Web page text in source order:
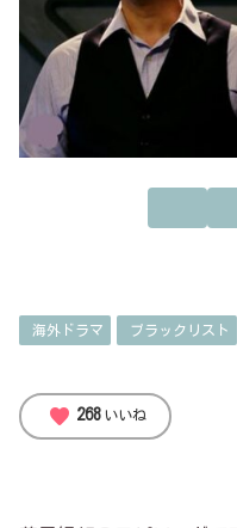
海外ドラマ ブラックリスト
favorite 268 いいね